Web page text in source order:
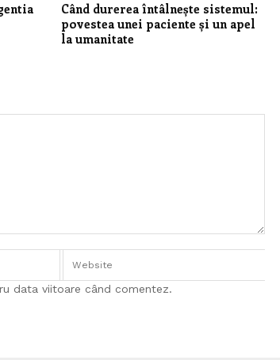
Când durerea întâlnește sistemul:
povestea unei paciente și un apel
la umanitate
data viitoare când comentez.